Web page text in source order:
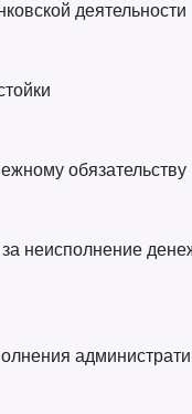
деятельности
обязательству
за неисполнение